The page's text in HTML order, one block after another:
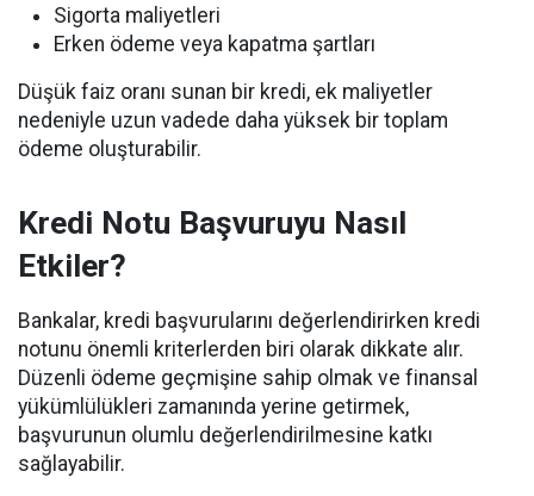
Sigorta maliyetleri
Erken ödeme veya kapatma şartları
Düşük faiz oranı sunan bir kredi, ek maliyetler
nedeniyle uzun vadede daha yüksek bir toplam
ödeme oluşturabilir.
Kredi Notu Başvuruyu Nasıl
Etkiler?
Bankalar, kredi başvurularını değerlendirirken kredi
notunu önemli kriterlerden biri olarak dikkate alır.
Düzenli ödeme geçmişine sahip olmak ve finansal
yükümlülükleri zamanında yerine getirmek,
başvurunun olumlu değerlendirilmesine katkı
sağlayabilir.